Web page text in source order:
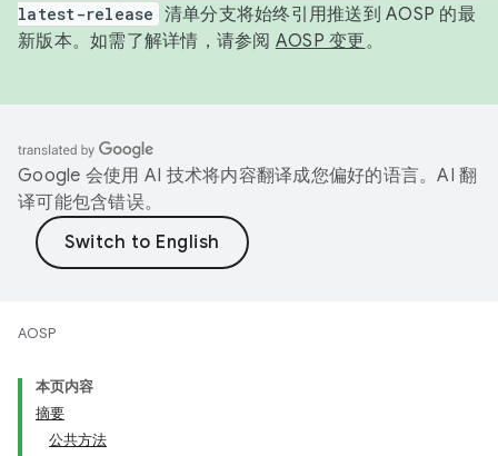
latest-release 清单分支将始终引用推送到 AOSP 的最
新版本。如需了解详情，请参阅 AOSP 变更。
Google 会使用 AI 技术将内容翻译成您偏好的语言。AI 翻
译可能包含错误。
AOSP
本页内容
摘要
公共方法